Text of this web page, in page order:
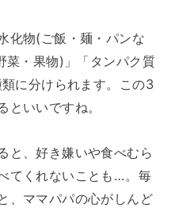
化物(ご飯・麺・パンな
菜・果物)」「タンパク質
に分けられます。この3
といいですね。
と、好き嫌いや食べむら
てくれないことも…。毎
、ママパパの心がしんど